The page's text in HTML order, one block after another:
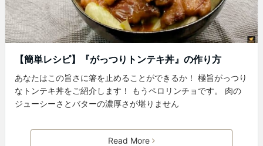
【簡単レシピ】『がっつりトンテキ丼』の作り方
あなたはこの旨さに箸を止めることができるか！ 極旨がっつり
なトンテキ丼をご紹介します！ もうペロリンチョです。 肉の
ジューシーさとバターの濃厚さが堪りません
Read More